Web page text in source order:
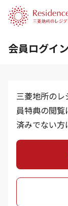
会員ログイン
三菱地所の
員特典の閲
済みでない方